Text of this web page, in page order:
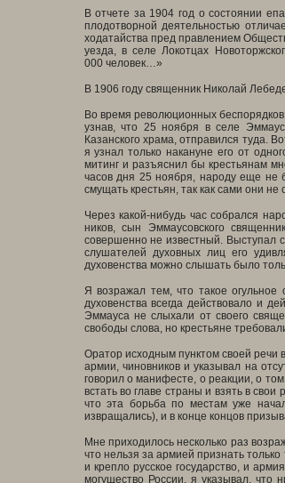
В отчете за 1904 год о состоянии
плодотворной деятельностью
ходатайства пред правлением
уезда, в селе Локотцах
000 человек…»
В 1906 году священник Николай
Во время революционных
узнав, что 25 ноября в селе
Казанского храма, отправился туда.
я узнал только накануне его от
митинг и разъяснил бы крестьянам
часов дня 25 ноября, народу еще не
смущать крестьян, так как сами они не
Через какой-нибудь час собрался
ников, сын Эммаусовского
совершенно не известный. Выступал
слушателей духовных лиц его
духовенства можно слышать было
Я возражал тем, что такое
духовенства всегда действовало и
Эммауса не слыхали от своего
свободы слова, но крестьяне
Оратор исходным пунктом своей речи
армии, чиновников и указывал на
говорил о манифесте, о реакции, о
встать во главе страны и взять в
что эта борьба по местам уже
извращались), и в конце концов
Мне приходилось несколько раз
что нельзя за армией признать
и крепло русское государство, и
могущество России, я указывал, что